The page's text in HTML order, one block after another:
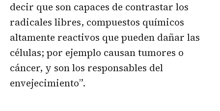
decir que son capaces de contrastar los
radicales libres, compuestos químicos
altamente reactivos que pueden dañar las
células; por ejemplo causan tumores o
cáncer, y son los responsables del
envejecimiento”.